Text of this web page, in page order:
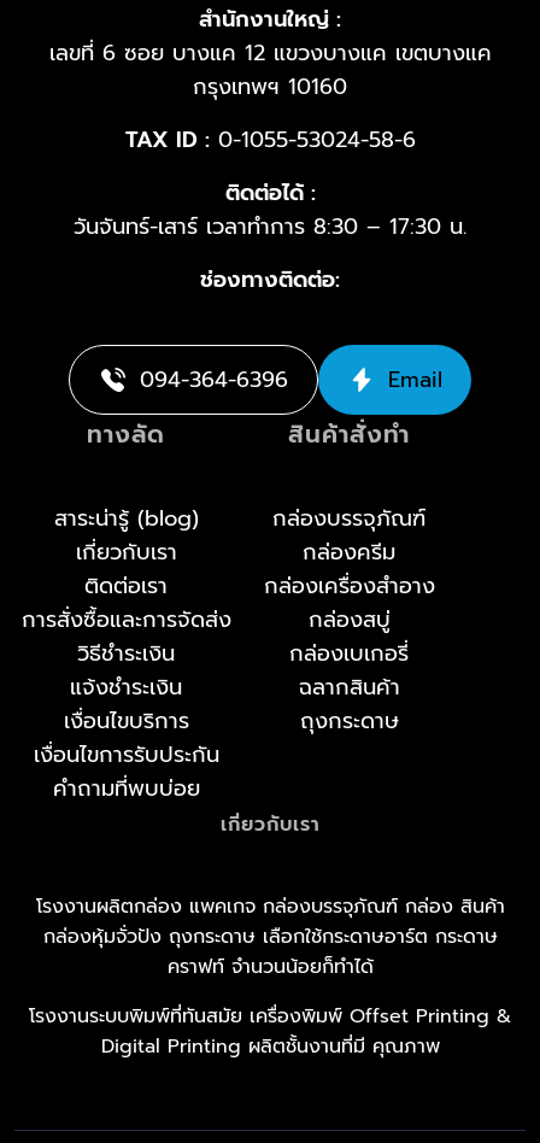
สำนักงานใหญ่ :
เลขที่ 6 ซอย บางแค 12 แขวงบางแค เขตบางแค
กรุงเทพฯ 10160
TAX ID :0-1055-53024-58-6
ติดต่อได้ :
วันจันทร์-เสาร์ เวลาทำการ 8:30 – 17:30 น.
ช่องทางติดต่อ:
094-364-6396 Email
ทางลัด
สาระน่ารู้ (blog)
เกี่ยวกับเรา
ติดต่อเรา
การสั่งซื้อและการจัดส่ง
วิธีชำระเงิน
แจ้งชำระเงิน
เงื่อนไขบริการ
เงื่อนไขการรับประกัน
คำถามที่พบบ่อย
สินค้าสั่งทำ
กล่องบรรจุภัณฑ์
กล่องครีม
กล่องเครื่องสำอาง
กล่องสบู่
กล่องเบเกอรี่
ฉลากสินค้า
ถุงกระดาษ
เกี่ยวกับเรา
โรงงานผลิตกล่อง แพคเกจ กล่องบรรจุภัณฑ์ กล่อง สินค้า
กล่องหุ้มจั่วปัง ถุงกระดาษ เลือกใช้กระดาษอาร์ต กระดาษ
คราฟท์ จำนวนน้อยก็ทำได้
โรงงานระบบพิมพ์ที่ทันสมัย เครื่องพิมพ์ Offset Printing &
Digital Printing ผลิตชั้นงานที่มี คุณภาพ